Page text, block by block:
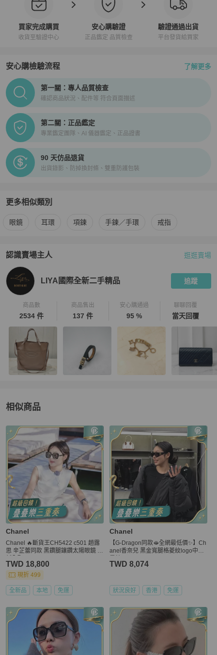
買家完成購買
收貨至驗證中心
安心購驗證
正品鑑定 品質檢查
驗證通過出貨
平台發貨給買家
安心購檢驗流程 了解更多
PopChill拍拍圈正品驗證、安心購檢驗流程介紹
第一關：專人品質檢查
確認商品狀況、配件等 符合頁面描述
第二關：正品鑑定
專業鑑定團隊、AI 儀器鑑定、正品證書
90 天仿品退貨
出貨錄影、防掉換封條、雙重防護包裝
更多相似類別
更多Chanel 女士配件 相似商品推薦
眼鏡 耳環 項鍊 手鍊／手環 戒指
認識賣場主人
PopChill 拍拍圈嚴選賣家 介紹
逛逛賣場
LIYA國際全新二手精品 追蹤
商品數
2534 件
商品售出
137 件
安心購通過
95 %
聊聊回覆
當天回覆
相似商品
更多相似Chanel女士配件推薦精品
Chanel
Chanel 🔥斷貨王CH5422 c501 趙露
思 辛芷蕾同款 黑鑽腿鑲鑽太陽眼鏡 全
TWD 18,800
現折 499
全新品 本地 免運
Chanel
【G-Dragon同款🫦全網最低價✨】Ch
anel香奈兒 黑金寬腿格菱紋logo中古
TWD 8,074
狀況良好 香港 免運